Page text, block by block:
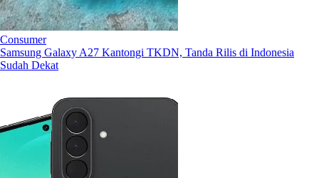
Consumer
Samsung Galaxy A27 Kantongi TKDN, Tanda Rilis di Indonesia
Sudah Dekat